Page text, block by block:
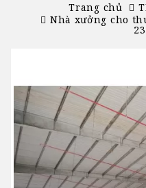
Trang chủ
Nhà xưởng cho